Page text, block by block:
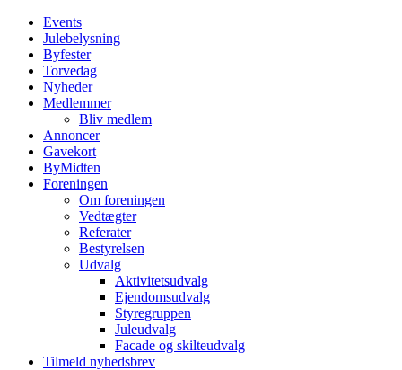
Events
Julebelysning
Byfester
Torvedag
Nyheder
Medlemmer
Bliv medlem
Annoncer
Gavekort
ByMidten
Foreningen
Om foreningen
Vedtægter
Referater
Bestyrelsen
Udvalg
Aktivitetsudvalg
Ejendomsudvalg
Styregruppen
Juleudvalg
Facade og skilteudvalg
Tilmeld nyhedsbrev